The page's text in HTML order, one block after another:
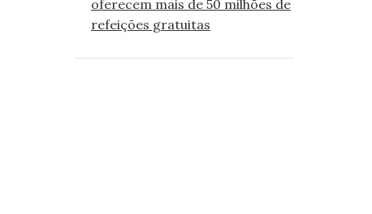
oferecem mais de 50 milhões de
refeições gratuitas